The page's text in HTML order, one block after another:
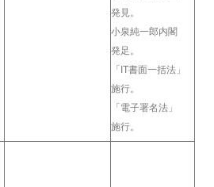
発見。
小泉純一郎内閣
発足。
「IT書面一括法」
施行。
「電子署名法」
施行。